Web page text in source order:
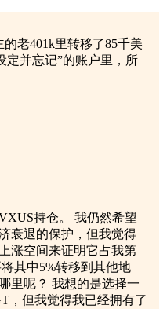
老401k里转移了85千美
定并忘记”的账户里，所
持仓。 我仍然希望
衰退的保护，但我觉得
涨空间来证明它占我第
其中5%转移到其他地
里呢？ 我想的是选择一
，但我觉得我已经拥有了